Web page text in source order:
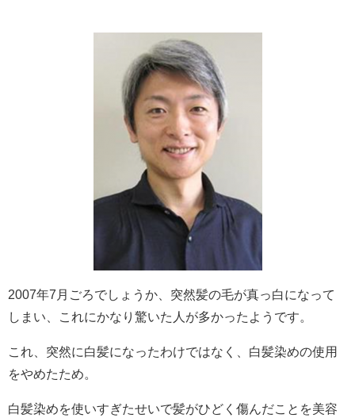
2007年7月ごろでしょうか、突然髪の毛が真っ白になって
しまい、これにかなり驚いた人が多かったようです。
これ、突然に白髪になったわけではなく、白髪染めの使用
をやめたため。
白髪染めを使いすぎたせいで髪がひどく傷んだことを美容